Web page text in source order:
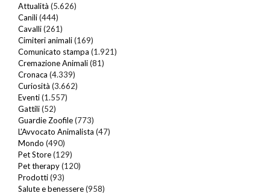
Attualità (5.626)
Canili(444)
Cavalli(261)
Cimiteri animali(169)
Comunicato stampa (1.921)
Cremazione Animali(81)
Cronaca (4.339)
Curiosità (3.662)
Eventi(1.557)
Gattili(52)
Guardie Zoofile(773)
L'Avvocato Animalista (47)
Mondo (490)
Pet Store(129)
Pet therapy(120)
Prodotti(93)
Salute e benessere(958)